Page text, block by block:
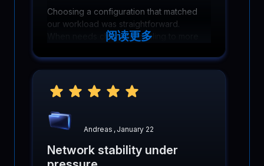
Choosing a configuration that matched
our workload was straightforward.
When needs changed, scaling to more
not require reworking infrastructure.
阅读更多
Andreas , January 22
Network stability under